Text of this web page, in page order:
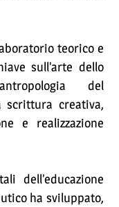
teorico e
sull’arte dello
del
scrittura creativa,
e realizzazione
dell’educazione
ha sviluppato,